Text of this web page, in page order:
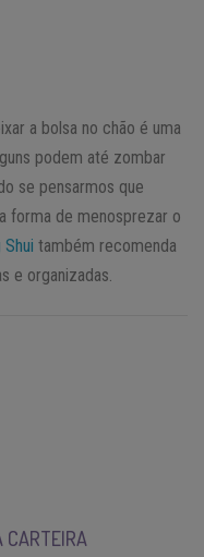
a bolsa no chão é uma
podem até zombar
se pensarmos que
forma de menosprezar o
Shui também recomenda
e organizadas.
CARTEIRA